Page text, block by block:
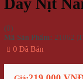
Dây Nịt
(0)
Mã Sản Phẩm: 21062 |
0 Đã Bán